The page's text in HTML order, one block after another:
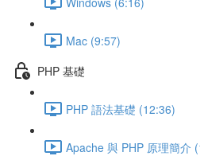
Mac (9:57)
PHP 基礎
PHP 語法基礎 (12:36)
Apache 與 PHP 原理簡介